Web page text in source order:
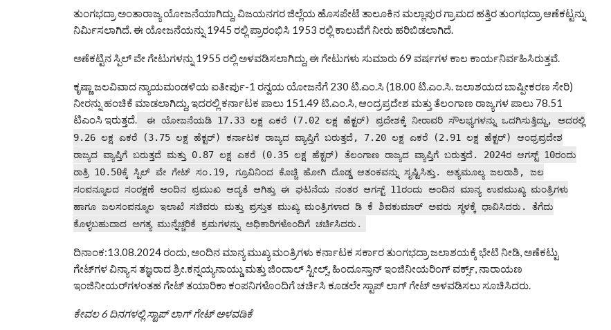
ತುಂಗಭದ್ರಾ ಅಂತಾರಾಜ್ಯ ಯೋಜನೆಯಾಗಿದ್ದು, ವಿಜಯನಗರ ಜಿಲ್ಲೆಯ ಹೊಸಪೇಟೆ ತಾಲೂಕಿನ ಮಲ್ಲಾಪುರ ಗ್ರಾಮದ ಹತ್ತಿರ ತುಂಗಭದ್ರಾ ಆಣೆಕಟ್ಟನ್ನು
ನಿರ್ಮಿಸಲಾಗಿದೆ. ಈ ಯೋಜನೆಯನ್ನು 1945 ರಲ್ಲಿ ಪ್ರಾರಂಭಿಸಿ 1953 ರಲ್ಲಿ ಕಾಲುವೆಗೆ ನೀರು ಹರಿಬಿಡಲಾಗಿದೆ.
ಅಣೆಕಟ್ಟಿನ ಸ್ಪಿಲ್ ವೇ ಗೇಟುಗಳನ್ನು 1955 ರಲ್ಲಿ ಅಳವಡಿಸಲಾಗಿದ್ದು, ಈ ಗೇಟುಗಳು ಸುಮಾರು 69 ವರ್ಷಗಳ ಕಾಲ ಕಾರ್ಯನಿರ್ವಹಿಸಿರುತ್ತವೆ.
ಕೃಷ್ಣಾ ಜಲವಿವಾದ ನ್ಯಾಯಮಂಡಳಿಯ ಐತೀರ್ಪು-1 ರನ್ವಯ ಯೋಜನೆಗೆ 230 ಟಿ.ಎಂ.ಸಿ (18.00 ಟಿ.ಎಂ.ಸಿ. ಜಲಾಶಯದ ಬಾಷ್ಪೀಕರಣ ಸೇರಿ)
ನೀರನ್ನು ಹಂಚಿಕೆ ಮಾಡಲಾಗಿದ್ದು, ಇದರಲ್ಲಿ ಕರ್ನಾಟಕ ಪಾಲು 151.49 ಟಿ.ಎಂ.ಸಿ, ಆಂದ್ರಪ್ರದೇಶ ಮತ್ತು ತೆಲಂಗಾಣ ರಾಜ್ಯಗಳ ಪಾಲು 78.51
ಟಿಎಂಸಿ ಇರುತ್ತದೆ.
ಈ ಯೋಜನೆಯಡಿ 17.33 ಲಕ್ಷ ಎಕರೆ (7.02 ಲಕ್ಷ ಹೆಕ್ಟರ್) ಪ್ರದೇಶಕ್ಕೆ ನೀರಾವರಿ ಸೌಲಭ್ಯಗಳನ್ನು ಒದಗಿಸುತ್ತಿದ್ದು, ಅದರಲ್ಲಿ
9.26 ಲಕ್ಷ ಎಕರೆ (3.75 ಲಕ್ಷ ಹೆಕ್ಟರ್) ಕರ್ನಾಟಕ ರಾಜ್ಯದ ವ್ಯಾಪ್ತಿಗೆ ಬರುತ್ತದೆ, 7.20 ಲಕ್ಷ ಎಕರೆ (2.91 ಲಕ್ಷ ಹೆಕ್ಟರ್) ಆಂಧ್ರಪ್ರದೇಶ
ರಾಜ್ಯದ ವ್ಯಾಪ್ತಿಗೆ ಬರುತ್ತದೆ ಮತ್ತು 0.87 ಲಕ್ಷ ಎಕರೆ (0.35 ಲಕ್ಷ ಹೆಕ್ಟರ್) ತೆಲಂಗಾಣ ರಾಜ್ಯದ ವ್ಯಾಪ್ತಿಗೆ ಬರುತ್ತದೆ. 2024ರ ಆಗಸ್ಟ್ 10ರಂದು
ರಾತ್ರಿ 10.50ಕ್ಕೆ ಸ್ಪಿಲ್ ವೇ ಗೇಟ್ ಸಂ.19, ಗ್ರೂವಿನಿಂದ ಕೊಚ್ಚಿ ಹೋಗಿ ದೊಡ್ಡ ಆತಂಕವನ್ನು ಸೃಷ್ಟಿಸಿತ್ತು. ಅತ್ಯಮೂಲ್ಯ ಜಲರಾಶಿ, ಜಲ
ಸಂಪನ್ಮೂಲದ ಸಂರಕ್ಷಣೆ ಅಂದಿನ ಪ್ರಮುಖ ಆದ್ಯತೆ ಆಗಿತ್ತು ಈ ಘಟನೆಯ ನಂತರ ಆಗಸ್ಟ್ 11ರಂದು ಅಂದಿನ ಮಾನ್ಯ ಉಪಮುಖ್ಯ ಮಂತ್ರಿಗಳು
ಹಾಗೂ ಜಲಸಂಪನ್ಮೂಲ ಇಲಾಖೆ ಸಚಿವರು ಮತ್ತು ಪ್ರಸ್ತುತ ಮುಖ್ಯ ಮಂತ್ರಿಗಳಾದ ಡಿ ಕೆ ಶಿವಕುಮಾರ್ ಅವರು ಸ್ಥಳಕ್ಕೆ ಧಾವಿಸಿದರು. ತೆಗೆದು
ಕೊಳ್ಳಬಹುದಾದ ಅಗತ್ಯ ಮುನ್ನೆಚ್ಚರಿಕೆ ಕ್ರಮಗಳನ್ನು ಅಧಿಕಾರಿಗಳೊಂದಿಗೆ ಚರ್ಚಿಸಿದರು.
ದಿನಾಂಕ:13.08.2024 ರಂದು, ಅಂದಿನ ಮಾನ್ಯ ಮುಖ್ಯ ಮಂತ್ರಿಗಳು ಕರ್ನಾಟಕ ಸರ್ಕಾರ ತುಂಗಭದ್ರಾ ಜಲಾಶಯಕ್ಕೆ ಭೇಟಿ ನೀಡಿ, ಅಣೆಕಟ್ಟು
ಗೇಟ್‌ಗಳ ವಿನ್ಯಾಸ ತಜ್ಞರಾದ ಶ್ರೀ.ಕನ್ನಯ್ಯನಾಯ್ಡು ಮತ್ತು ಜಿಂದಾಲ್ ಸ್ಟೀಲ್ಸ್, ಹಿಂದೂಸ್ತಾನ್ ಇಂಜಿನೀಯರಿಂಗ್ ವರ್ಕ್ಸ್, ನಾರಾಯಣ
ಇಂಜಿನೀಯರ್‌ಗಳಂತಹ ಗೇಟ್ ತಯಾರಿಕಾ ಕಂಪನಿಗಳೊಂದಿಗೆ ಚರ್ಚಿಸಿ ಕೂಡಲೇ ಸ್ಟಾಪ್ ಲಾಗ್ ಗೇಟ್ ಅಳವಡಿಸಲು ಸೂಚಿಸಿದರು.
ಕೇವಲ 6 ದಿನಗಳಲ್ಲಿ ಸ್ಟಾಪ್ ಲಾಗ್ ಗೇಟ್ ಅಳವಡಿಕೆ